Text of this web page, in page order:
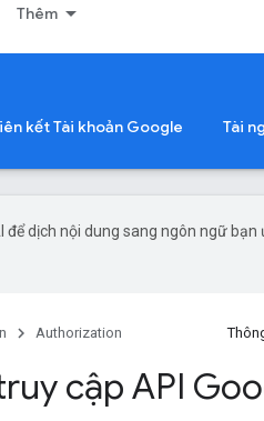
Thêm
kết Tài khoản Google Tài
để dịch nội dung sang ngôn ngữ bạn
Authorization
cập API